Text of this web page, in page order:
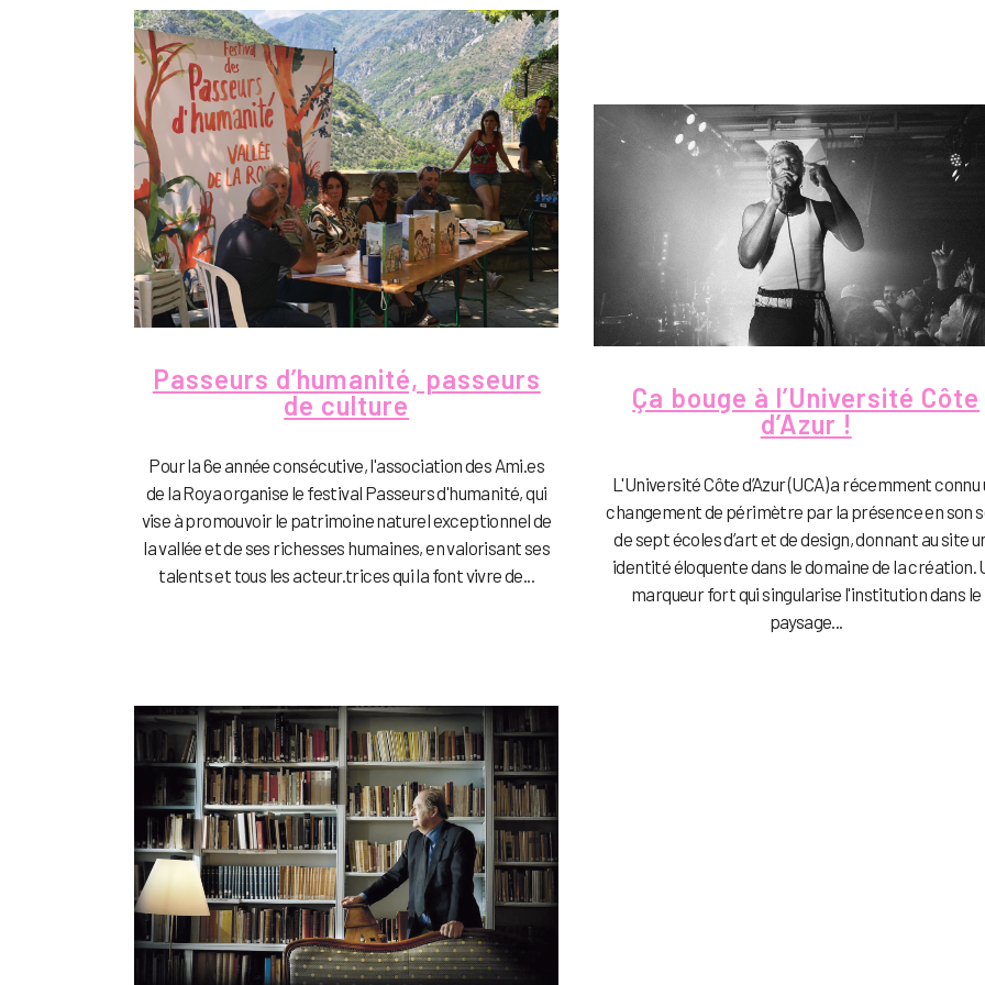
Passeurs d’humanité, passeurs
de culture
Pour la 6e année consécutive, l'association des Ami.es
de la Roya organise le festival Passeurs d'humanité, qui
vise à promouvoir le patrimoine naturel exceptionnel de
la vallée et de ses richesses humaines, en valorisant ses
talents et tous les acteur.trices qui la font vivre de...
Ça bouge à l’Université Côte
d’Azur !
L'Université Côte d’Azur (UCA) a récemment connu
changement de périmètre par la présence en son
de sept écoles d’art et de design, donnant au site
identité éloquente dans le domaine de la création.
marqueur fort qui singularise l'institution dans le
paysage...